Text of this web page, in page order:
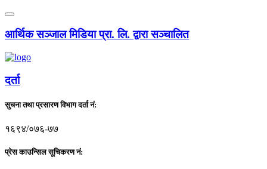
आर्थिक सञ्जाल मिडिया प्रा. लि. द्वारा सञ्चालित
दर्ता
सुचना तथा प्रसारण विभाग दर्ता नं:
१६९४/०७६-७७
प्रेस काउन्सिल सूचिकरण नं: